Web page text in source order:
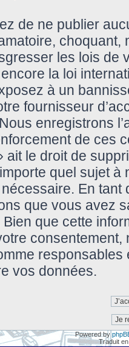
de ne publier
choquant,
les lois de
la loi
à un
fournisseur
enregistrons
de ces
ait le droit de
quel sujet à
En tant
que vous avez
que cette
vos données.
Powered by
Traduit